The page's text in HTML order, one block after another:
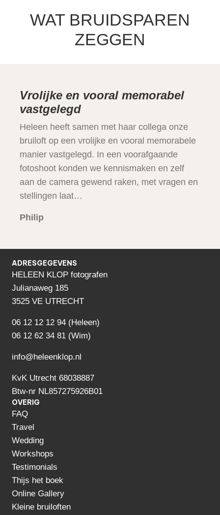
WAT BRUIDSPAREN
ZEGGEN
Vrolijke en vooral memorabel
vastgelegd
Heleen heeft samen met haar collega onze
bruiloft op een vrolijke en vooral memorabele
manier vastgelegd. In een voorafgaande
fotoshoot konden we kennismaken en zelf
aan de camera gewend raken, met vragen en
stellingen laat…
Philip
ADRESGEGEVENS
HELEEN KLOP fotografen
Julianaweg 185
3525 VE UTRECHT
06 12 12 12 94 (Heleen)
06 12 62 34 81 (Wim)
info@heleenklop.nl
KvK Utrecht 68038887
Btw-nr NL857275926B01
OVERIG
FAQ
Travel
Wedding
Workshops
Testimonials
Thijs het boek
Online Gallery
Kleine bruiloften